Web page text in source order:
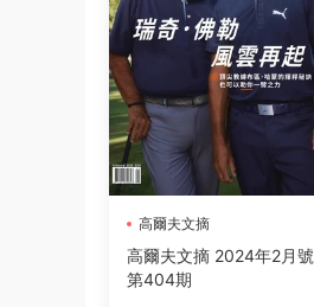
高爾夫文摘
高爾夫文摘 2024年2月號
第404期